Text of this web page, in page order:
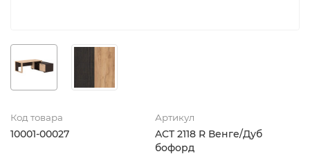
Код товара
10001-00027
Артикул
ACT 2118 R Венге/Дуб
бофорд